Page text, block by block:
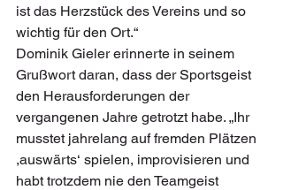
ist das Herzstück des Vereins und so
wichtig für den Ort.“
Dominik Gieler erinnerte in seinem
Grußwort daran, dass der Sportsgeist
den Herausforderungen der
vergangenen Jahre getrotzt habe. „Ihr
musstet jahrelang auf fremden Plätzen
,auswärts‘ spielen, improvisieren und
habt trotzdem nie den Teamgeist